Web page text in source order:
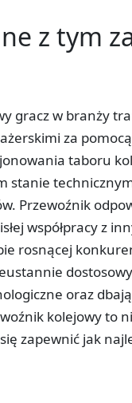
z tym
gracz w branży
za
taboru
stanie
Przewoźnik
współpracy z
rosnącej
oraz
kolejowy
zapewnić jak